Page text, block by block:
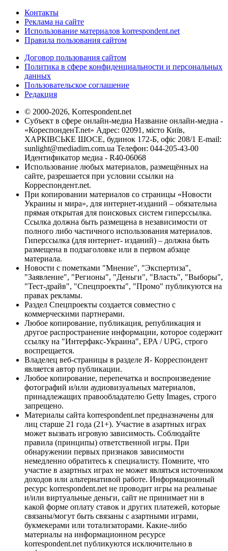
Контакты
Реклама на сайте
Использование материалов korrespondent.net
Правила пользования сайтом
Договор пользования сайтом
Политика в сфере конфиденциальности и персональных
данных
Пользовательское соглашение
Редакция
© 2000-2026, Korrespondent.net
Субъект в сфере онлайн-медиа Название онлайн-медиа -
«КореспонденТ.net» Адрес: 02091, місто Київ,
ХАРКІВСЬКЕ ШОСЕ, будинок 172-Б, офіс 208/1 E-mail:
sunlight@mediadim.com.ua Телефон: 044-205-43-00
Идентификатор медиа - R40-06068
Использование любых материалов, размещённых на
сайте, разрешается при условии ссылки на
Корреспондент.net.
При копировании материалов со страницы «Новости
Украины и мира», для интернет-изданий – обязательна
прямая открытая для поисковых систем гиперссылка.
Ссылка должна быть размещена в независимости от
полного либо частичного использования материалов.
Гиперссылка (для интернет- изданий) – должна быть
размещена в подзаголовке или в первом абзаце
материала.
Новости с пометками "Мнение", "Экспертиза",
"Заявление", "Регионы", "Деньги", "Власть", "Выборы",
"Тест-драйв", "Спецпроекты", "Промо" публикуются на
правах рекламы.
Раздел Спецпроекты создается совместно с
коммерческими партнерами.
Любое копирование, публикация, републикация и
другое распространение информации, которое содержит
ссылку на "Интерфакс-Украина", EPA / UPG, строго
воспрещается.
Владелец веб-страницы в разделе Я- Корреспондент
является автор публикации.
Любое копирование, перепечатка и воспроизведение
фотографий и/или аудиовизуальных материалов,
принадлежащих правообладателю Getty Images, строго
запрещено.
Материалы сайта korrespondent.net предназначены для
лиц старше 21 года (21+). Участие в азартных играх
может вызвать игровую зависимость. Соблюдайте
правила (принципы) ответственной игры. При
обнаружении первых признаков зависимости
немедленно обратитесь к специалисту. Помните, что
участие в азартных играх не может являться источником
доходов или альтернативой работе. Информационный
ресурс korrespondent.net не проводит игры на реальные
и/или виртуальные деньги, сайт не принимает ни в
какой форме оплату ставок и других платежей, которые
связаны/могут быть связаны с азартными играми,
букмекерами или тотализаторами. Какие-либо
материалы на информационном ресурсе
korrespondent.net публикуются исключительно в